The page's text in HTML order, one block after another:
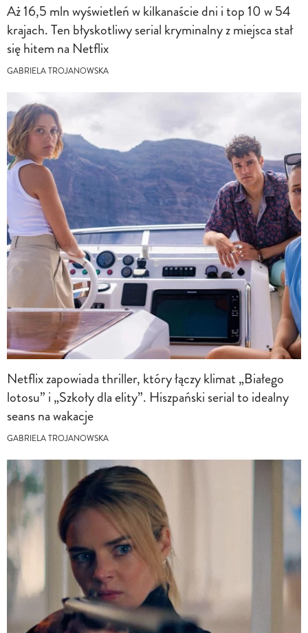
Aż 16,5 mln wyświetleń w kilkanaście dni i top 10 w 54
krajach. Ten błyskotliwy serial kryminalny z miejsca stał
się hitem na Netflix
GABRIELA TROJANOWSKA
Netflix zapowiada thriller, który łączy klimat „Białego
lotosu” i „Szkoły dla elity”. Hiszpański serial to idealny
seans na wakacje
GABRIELA TROJANOWSKA